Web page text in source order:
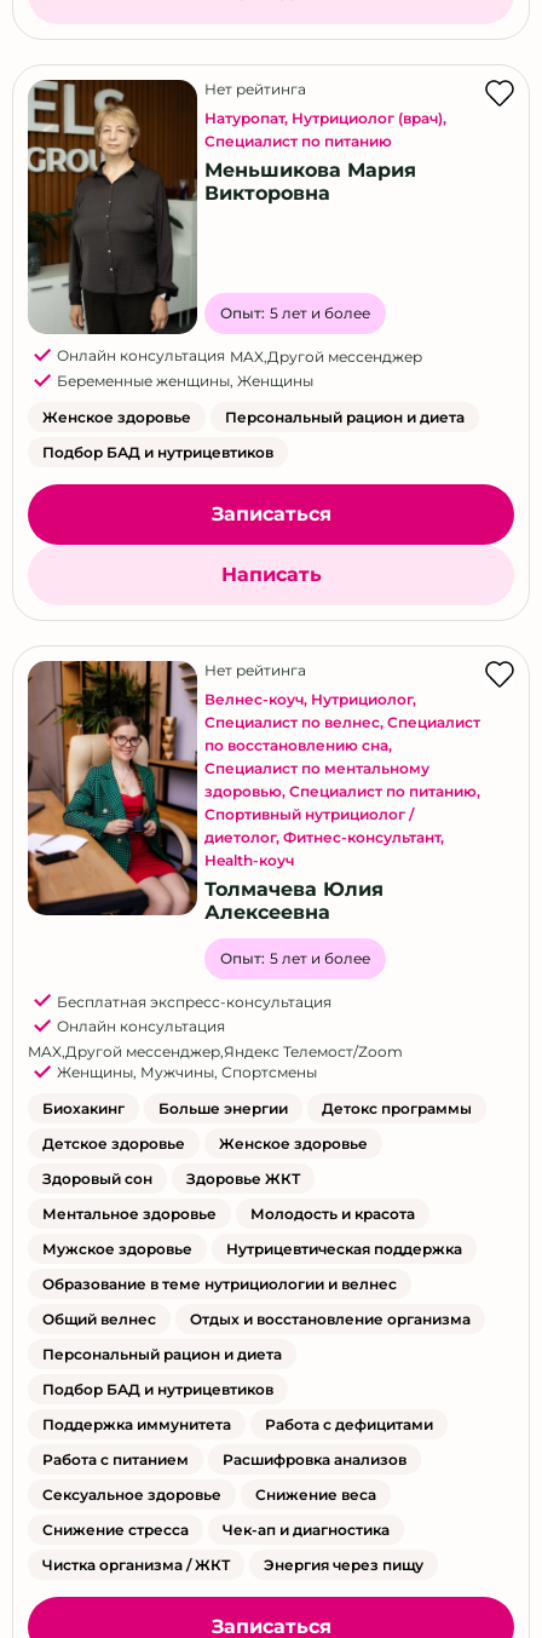
Нет рейтинга
Натуропат, Нутрициолог (врач),
Специалист по питанию
Меньшикова Мария
Викторовна
Опыт: 5 лет и более
Онлайн консультация MAX,Другой мессенджер
Беременные женщины, Женщины
Женское здоровье
Персональный рацион и диета
Подбор БАД и нутрицевтиков
Записаться
Написать
Нет рейтинга
Велнес-коуч, Нутрициолог,
Специалист по велнес, Специалист
по восстановлению сна,
Специалист по ментальному
здоровью, Специалист по питанию,
Спортивный нутрициолог /
диетолог, Фитнес-консультант,
Health-коуч
Толмачева Юлия
Алексеевна
Опыт: 5 лет и более
Бесплатная экспресс-консультация
Онлайн консультация
MAX,Другой мессенджер,Яндекс Телемост/Zoom
Женщины, Мужчины, Спортсмены
Биохакинг Больше энергии
Детокс программы
Детское здоровье
Женское здоровье
Здоровый сон
Здоровье ЖКТ
Ментальное здоровье
Молодость и красота
Мужское здоровье
Нутрицевтическая поддержка
Образование в теме нутрициологии и велнес
Общий велнес
Отдых и восстановление организма
Персональный рацион и диета
Подбор БАД и нутрицевтиков
Поддержка иммунитета
Работа с дефицитами
Работа с питанием
Расшифровка анализов
Сексуальное здоровье
Снижение веса
Снижение стресса
Чек-ап и диагностика
Чистка организма / ЖКТ
Энергия через пищу
Записаться